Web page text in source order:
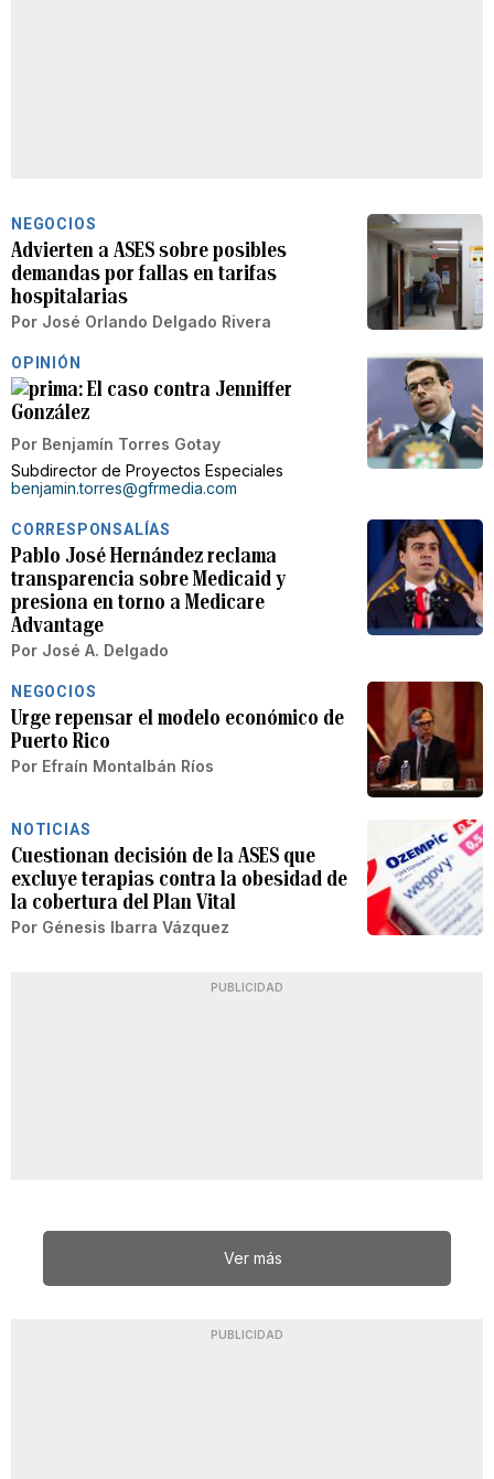
NEGOCIOS
Advierten a ASES sobre posibles
demandas por fallas en tarifas
hospitalarias
Por José Orlando Delgado Rivera
OPINIÓN
El caso contra Jenniffer
González
Por Benjamín Torres Gotay
Subdirector de Proyectos Especiales
benjamin.torres@gfrmedia.com
CORRESPONSALÍAS
Pablo José Hernández reclama
transparencia sobre Medicaid y
presiona en torno a Medicare
Advantage
Por José A. Delgado
NEGOCIOS
Urge repensar el modelo económico de
Puerto Rico
Por Efraín Montalbán Ríos
NOTICIAS
Cuestionan decisión de la ASES que
excluye terapias contra la obesidad de
la cobertura del Plan Vital
Por Génesis Ibarra Vázquez
PUBLICIDAD
Ver más
PUBLICIDAD